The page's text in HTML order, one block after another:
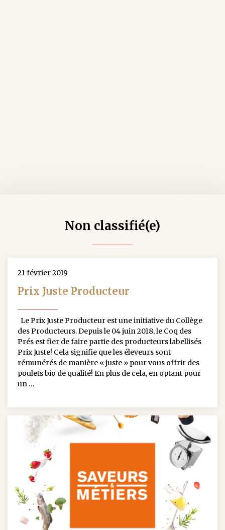
Non classifié(e)
21 février 2019
Prix Juste Producteur
Le Prix Juste Producteur est une initiative du Collège
des Producteurs. Depuis le 04 juin 2018, le Coq des
Prés est fier de faire partie des producteurs labellisés
Prix Juste! Cela signifie que les éleveurs sont
rémunérés de manière « juste » pour vous offrir des
poulets bio de qualité! En plus de cela, en optant pour
un …